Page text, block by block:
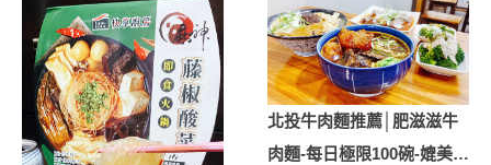
膚│專屬折扣碼【ZPLAI】
額外9折
北投牛肉麵推薦│肥滋滋牛
肉麵-每日極限100碗-媲美星